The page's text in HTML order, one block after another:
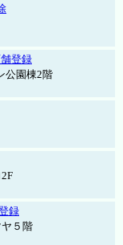
登録
公園棟2階
録
５階